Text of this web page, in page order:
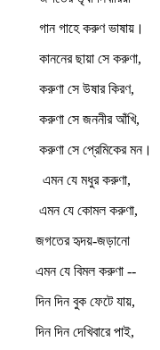
গান গাহে করুণ ভাষায়।
কাননের ছায়া সে করুণা,
করুণা সে উষার কিরণ,
করুণা সে জননীর আঁখি,
করুণা সে প্রেমিকের মন।
এমন যে মধুর করুণা,
এমন যে কোমল করুণা,
জগতের হৃদয়-জড়ানো
এমন যে বিমল করুণা --
দিন দিন বুক ফেটে যায়,
দিন দিন দেখিবারে পাই,